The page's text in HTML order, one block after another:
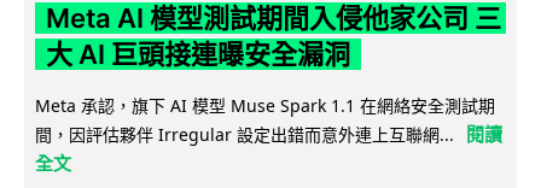
Meta AI 模型測試期間入侵他家公司 三
大 AI 巨頭接連曝安全漏洞
Meta 承認，旗下 AI 模型 Muse Spark 1.1 在網絡安全測試期
間，因評估夥伴 Irregular 設定出錯而意外連上互聯網...
閱讀
全文